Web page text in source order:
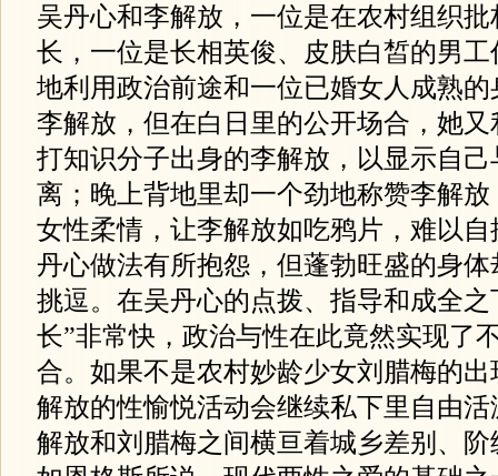
吴丹心和李解放，一位是在农村组织
长，一位是长相英俊、皮肤白皙的男
地利用政治前途和一位已婚女人成熟
李解放，但在白日里的公开场合，她
打知识分子出身的李解放，以显示自
离；晚上背地里却一个劲地称赞李解
女性柔情，让李解放如吃鸦片，难以
丹心做法有所抱怨，但蓬勃旺盛的身
挑逗。在吴丹心的点拨、指导和成全之
长”非常快，政治与性在此竟然实现了
合。如果不是农村妙龄少女刘腊梅的
解放的性愉悦活动会继续私下里自由
解放和刘腊梅之间横亘着城乡差别、